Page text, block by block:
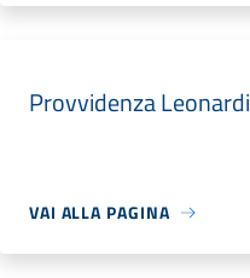
Provvidenza Leonardi
VAI ALLA PAGINA